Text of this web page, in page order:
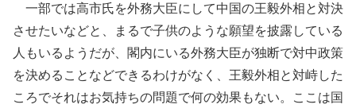
一部では高市氏を外務大臣にして中国の王毅外相と対決
させたいなどと、まるで子供のような願望を披露している
人もいるようだが、閣内にいる外務大臣が独断で対中政策
を決めることなどできるわけがなく、王毅外相と対峙した
ころでそれはお気持ちの問題で何の効果もない。ここは国